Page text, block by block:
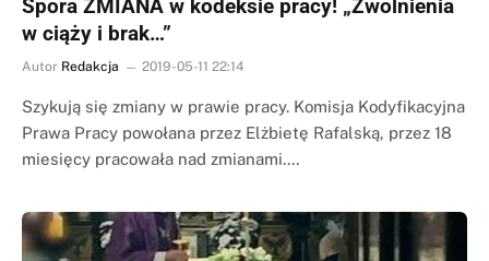
Spora ZMIANA w kodeksie pracy! „Zwolnienia
w ciąży i brak…”
Autor Redakcja 2019-05-11 22:14
Szykują się zmiany w prawie pracy. Komisja Kodyfikacyjna
Prawa Pracy powołana przez Elżbietę Rafalską, przez 18
miesięcy pracowała nad zmianami.…